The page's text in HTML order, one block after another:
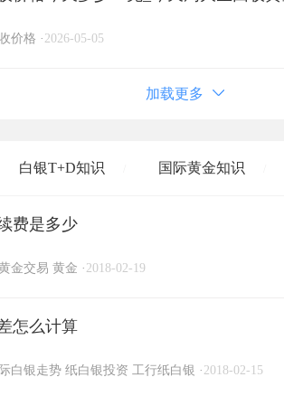
价格 · 2026-05-05
加载更多
白银T+D知识 国际黄金知识
粤贵银知识
费是多少
金交易 黄金 · 2018-02-19
怎么计算
白银走势 纸白银投资 工行纸白银 · 2018-02-15